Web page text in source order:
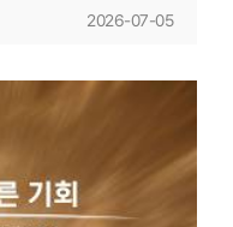
2026-07-05